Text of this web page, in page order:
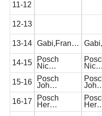
11-12
12-13
13-14
14-15
15-16
16-17
Gabi,Fran…
Posch
Nic…
Posch
Joh…
Posch
Her…
Nic…